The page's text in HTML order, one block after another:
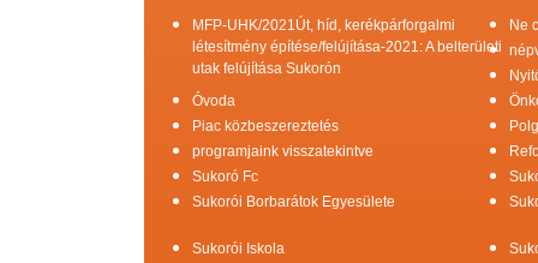
MFP-UHK/2021Út, híd, kerékpárforgalmi
létesítmény építése/felújítása-2021: A belterületi
utak felújítása Sukorón
Ne
Óvoda
Piac közbeszereztetés
programjaink visszatekintve
Sukoró Fc
Sukorói Borbarátok Egyesülete
Sukorói Iskola